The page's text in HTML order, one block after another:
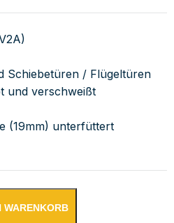
Schiebetüren / Flügeltüren
und verschweißt
(19mm) unterfüttert
mit Schubladenblock
WARENKORB